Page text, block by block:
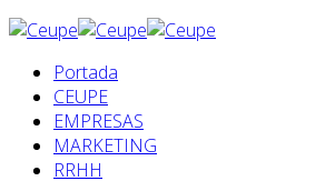
Portada
CEUPE
EMPRESAS
MARKETING
RRHH